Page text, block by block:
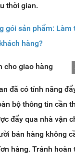
thời gian.
gói sản phẩm: Làm
hàng?
đã có tính năng
bộ thông tin cần
đẩy qua nhà vận
bán hàng không
hàng. Tránh hoàn